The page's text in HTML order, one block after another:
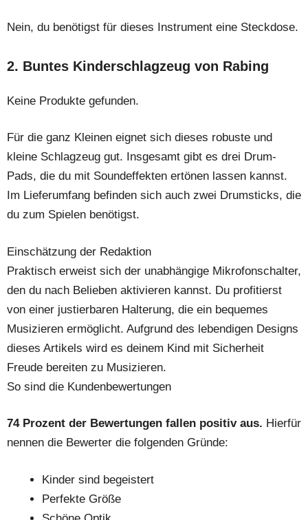
Nein, du benötigst für dieses Instrument eine Steckdose.
2. Buntes Kinderschlagzeug von Rabing
Keine Produkte gefunden.
Für die ganz Kleinen eignet sich dieses robuste und
kleine Schlagzeug gut. Insgesamt gibt es drei Drum-
Pads, die du mit Soundeffekten ertönen lassen kannst.
Im Lieferumfang befinden sich auch zwei Drumsticks, die
du zum Spielen benötigst.
Einschätzung der Redaktion
Praktisch erweist sich der unabhängige Mikrofonschalter,
den du nach Belieben aktivieren kannst. Du profitierst
von einer justierbaren Halterung, die ein bequemes
Musizieren ermöglicht. Aufgrund des lebendigen Designs
dieses Artikels wird es deinem Kind mit Sicherheit
Freude bereiten zu Musizieren.
So sind die Kundenbewertungen
74 Prozent der Bewertungen fallen positiv aus. Hierfür
nennen die Bewerter die folgenden Gründe:
Kinder sind begeistert
Perfekte Größe